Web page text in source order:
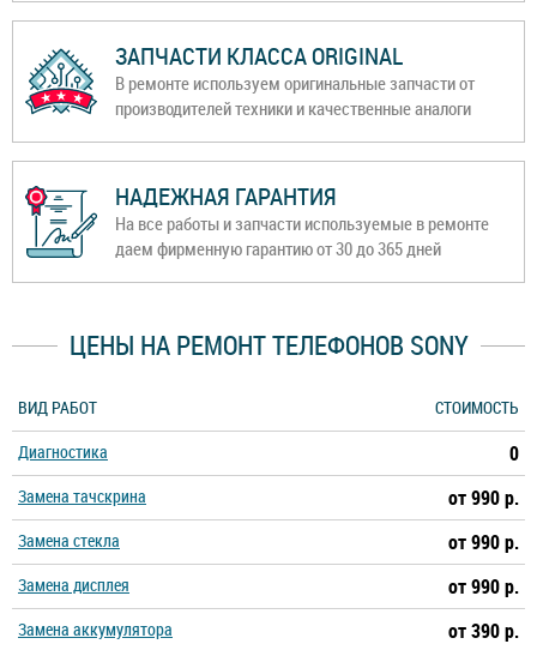
ЗАПЧАСТИ КЛАССА ORIGINAL
В ремонте используем оригинальные запчасти от
производителей техники и качественные аналоги
НАДЕЖНАЯ ГАРАНТИЯ
На все работы и запчасти используемые в ремонте
даем фирменную гарантию от 30 до 365 дней
ЦЕНЫ НА РЕМОНТ ТЕЛЕФОНОВ SONY
ВИД РАБОТ
СТОИМОСТЬ
Диагностика
0
Замена тачскрина от 990 р.
Замена стекла от 990 р.
Замена дисплея от 990 р.
Замена аккумулятора от 390 р.